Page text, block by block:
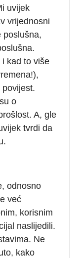
uvijek
vrijednosni
poslušna,
kad to više
o
A, gle
tvrdi da
odnosno
već
korisnim
naslijedili.
Ne
kako